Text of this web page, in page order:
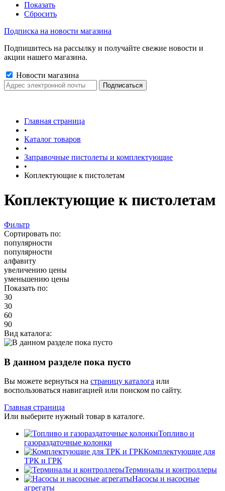
Показать
Сбросить
Подписка на новости магазина
Подпишитесь на рассылку и получайте свежие новости и
акции нашего магазина.
Новости магазина
Главная страница
•
Каталог товаров
•
Заправочные пистолеты и комплектующие
•
Коплектующие к пистолетам
Коплектующие к пистолетам
Фильтр
Сортировать по:
популярности
популярности
алфавиту
увеличению цены
уменьшению цены
Показать по:
30
30
60
90
Вид каталога:
В данном разделе пока пусто
Вы можете вернуться на страницу каталога или
воспользоваться навигацией или поиском по сайту.
Главная страница
Или выберите нужный товар в каталоге.
Топливо и
газораздаточные колонки
Комплектующие для
ТРК и ГРК
Терминалы и контроллеры
Насосы и насосные
агрегаты